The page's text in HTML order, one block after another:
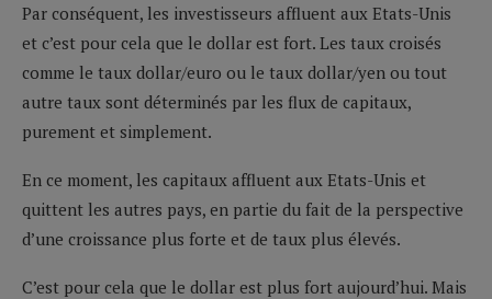
Par conséquent, les investisseurs affluent aux Etats-Unis
et c’est pour cela que le dollar est fort. Les taux croisés
comme le taux dollar/euro ou le taux dollar/yen ou tout
autre taux sont déterminés par les flux de capitaux,
purement et simplement.
En ce moment, les capitaux affluent aux Etats-Unis et
quittent les autres pays, en partie du fait de la perspective
d’une croissance plus forte et de taux plus élevés.
C’est pour cela que le dollar est plus fort aujourd’hui. Mais